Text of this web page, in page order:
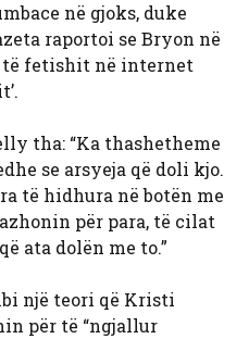
në gjoks, duke
raportoi se Bryon në
të fetishit në internet
tha: “Ka thashetheme
se arsyeja që doli kjo.
të hidhura në botën me
për para, të cilat
ata dolën me to.”
një teori që Kristi
për të “ngjallur